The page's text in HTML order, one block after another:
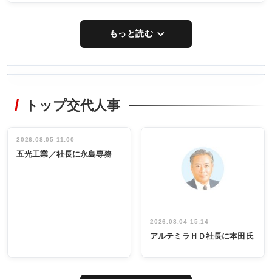
もっと読む
非鉄業界で
インタビュ
ー／社内ア
タックトレー
祝う 業界関
係者ら220人
出席
トップ交代人事
2026.08.05 11:00
五光工業／社長に永島専務
2026.08.04 15:14
アルテミラＨＤ社長に本田氏